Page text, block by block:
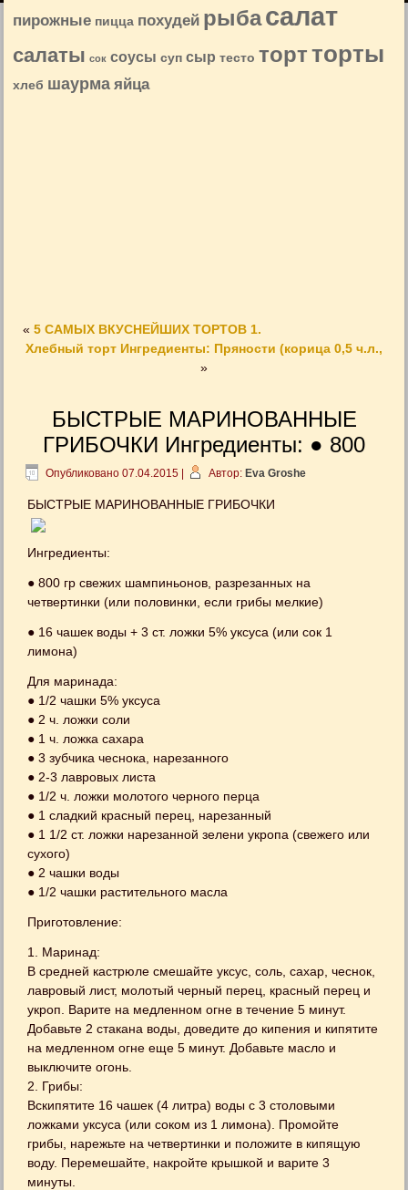
пирожные пицца похудей рыбасалат
салаты сок соусы суп сыр тесто торт торты
хлеб шаурма яйца
«5 САМЫХ ВКУСНЕЙШИХ ТОРТОВ 1.
Хлебный торт Ингредиенты: Пряности (корица 0,5 ч.л.,
»
БЫСТРЫE МАРИНОВАННЫЕ
ГРИБОЧКИ Ингредиенты: ● 800
Опубликовано 07.04.2015 Автор: Eva Groshe
БЫСТРЫE МАРИНОВАННЫЕ ГРИБОЧКИ
Ингредиенты:
● 800 гр свежих шампиньонов, разрезанных на
четвертинки (или половинки, если грибы мелкие)
● 16 чашек воды + 3 ст. ложки 5% уксуса (или сок 1
лимона)
Для маринада:
● 1/2 чашки 5% уксуса
● 2 ч. ложки соли
● 1 ч. ложка сахара
● 3 зубчика чеснока, нарезанного
● 2-3 лавровых листа
● 1/2 ч. ложки молотого черного перца
● 1 сладкий красный перец, нарезанный
● 1 1/2 ст. ложки нарезанной зелени укропа (свежего или
сухого)
● 2 чашки воды
● 1/2 чашки растительного масла
Приготовление:
1. Маринад:
В средней кастрюле смешайте уксус, соль, сахар, чеснок,
лавровый лист, молотый черный перец, красный перец и
укроп. Варите на медленном огне в течение 5 минут.
Добавьте 2 стакана воды, доведите до кипения и кипятите
на медленном огне еще 5 минут. Добавьте масло и
выключите огонь.
2. Грибы:
Вскипятите 16 чашек (4 литра) воды с 3 столовыми
ложками уксуса (или соком из 1 лимона). Промойте
грибы, нарежьте на четвертинки и положите в кипящую
воду. Перемешайте, накройте крышкой и варите 3
минуты.